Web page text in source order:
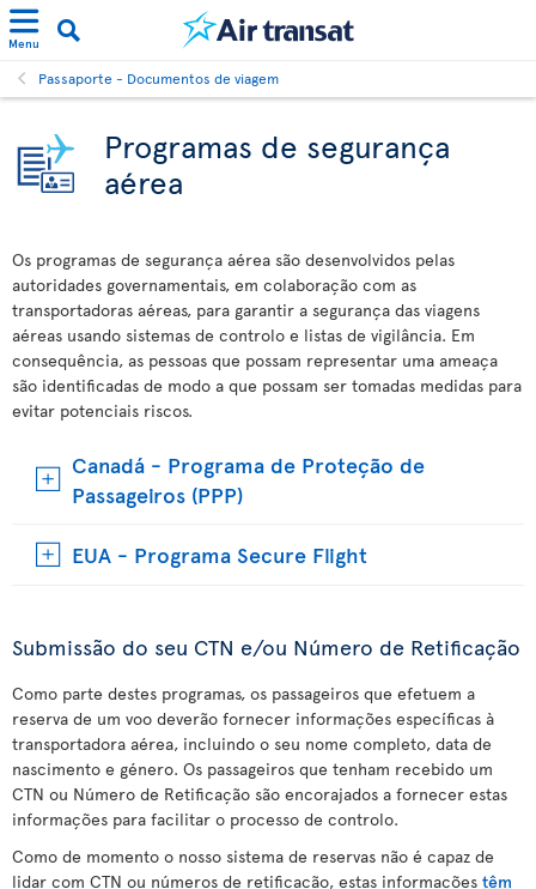
Menu
Passaporte - Documentos de viagem
Programas de segurança
aérea
Os programas de segurança aérea são desenvolvidos pelas
autoridades governamentais, em colaboração com as
transportadoras aéreas, para garantir a segurança das viagens
aéreas usando sistemas de controlo e listas de vigilância. Em
consequência, as pessoas que possam representar uma ameaça
são identificadas de modo a que possam ser tomadas medidas para
evitar potenciais riscos.
Canadá - Programa de Proteção de
Passageiros (PPP)
EUA - Programa Secure Flight
Submissão do seu CTN e/ou Número de Retificação
Como parte destes programas, os passageiros que efetuem a
reserva de um voo deverão fornecer informações específicas à
transportadora aérea, incluindo o seu nome completo, data de
nascimento e género. Os passageiros que tenham recebido um
CTN ou Número de Retificação são encorajados a fornecer estas
informações para facilitar o processo de controlo.
Como de momento o nosso sistema de reservas não é capaz de
lidar com CTN ou números de retificação, estas informações têm